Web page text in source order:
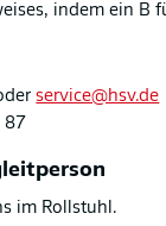
indem ein B
service@hsv.de
87
im Rollstuhl.